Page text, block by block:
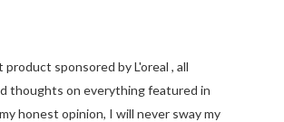
product sponsored by L'oreal , all
thoughts on everything featured in
honest opinion, I will never sway my